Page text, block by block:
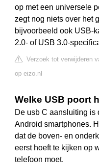
op met een universele
zegt nog niets over het
bijvoorbeeld ook USB-
2.0- of USB 3.0-
Verzoek tot verwijderen
op eizo.nl
Welke USB poort
De usb C aansluiting is
Android smartphones.
dat de boven- en
eerst hoeft te kijken op
telefoon moet.